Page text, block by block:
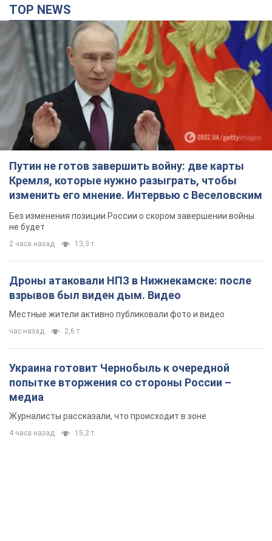
TOP NEWS
Путин не готов завершить войну: две карты
Кремля, которые нужно разыграть, чтобы
изменить его мнение. Интервью с Веселовским
Без изменения позиции России о скором завершении войны
не будет
2 часа назад 13,3 т.
Дроны атаковали НПЗ в Нижнекамске: после
взрывов был виден дым. Видео
Местные жители активно публиковали фото и видео
час назад 2,6 т.
Украина готовит Чернобыль к очередной
попытке вторжения со стороны России –
медиа
Журналисты рассказали, что происходит в зоне
4 часа назад 15,2 т.